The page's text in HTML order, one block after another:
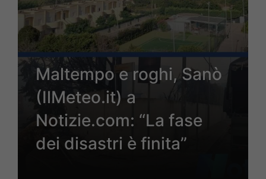
Maltempo e roghi, Sanò
(IlMeteo.it) a
Notizie.com: “La fase
dei disastri è finita”